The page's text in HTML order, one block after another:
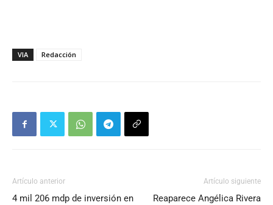
VIA Redacción
Artículo anterior
4 mil 206 mdp de inversión en
Artículo siguiente
Reaparece Angélica Rivera